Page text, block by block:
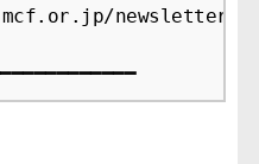
newsletter/